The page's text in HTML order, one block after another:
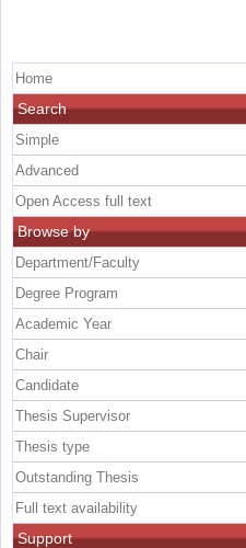
Home
Search
Simple
Advanced
Open Access full text
Browse by
Department/Faculty
Degree Program
Academic Year
Chair
Candidate
Thesis Supervisor
Thesis type
Outstanding Thesis
Full text availability
Support